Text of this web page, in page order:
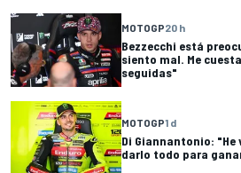
MOTOGP20 h
Bezzecchi está
siento mal. Me
seguidas"
MOTOGP1 d
Di Giannantonio: "He
darlo todo para